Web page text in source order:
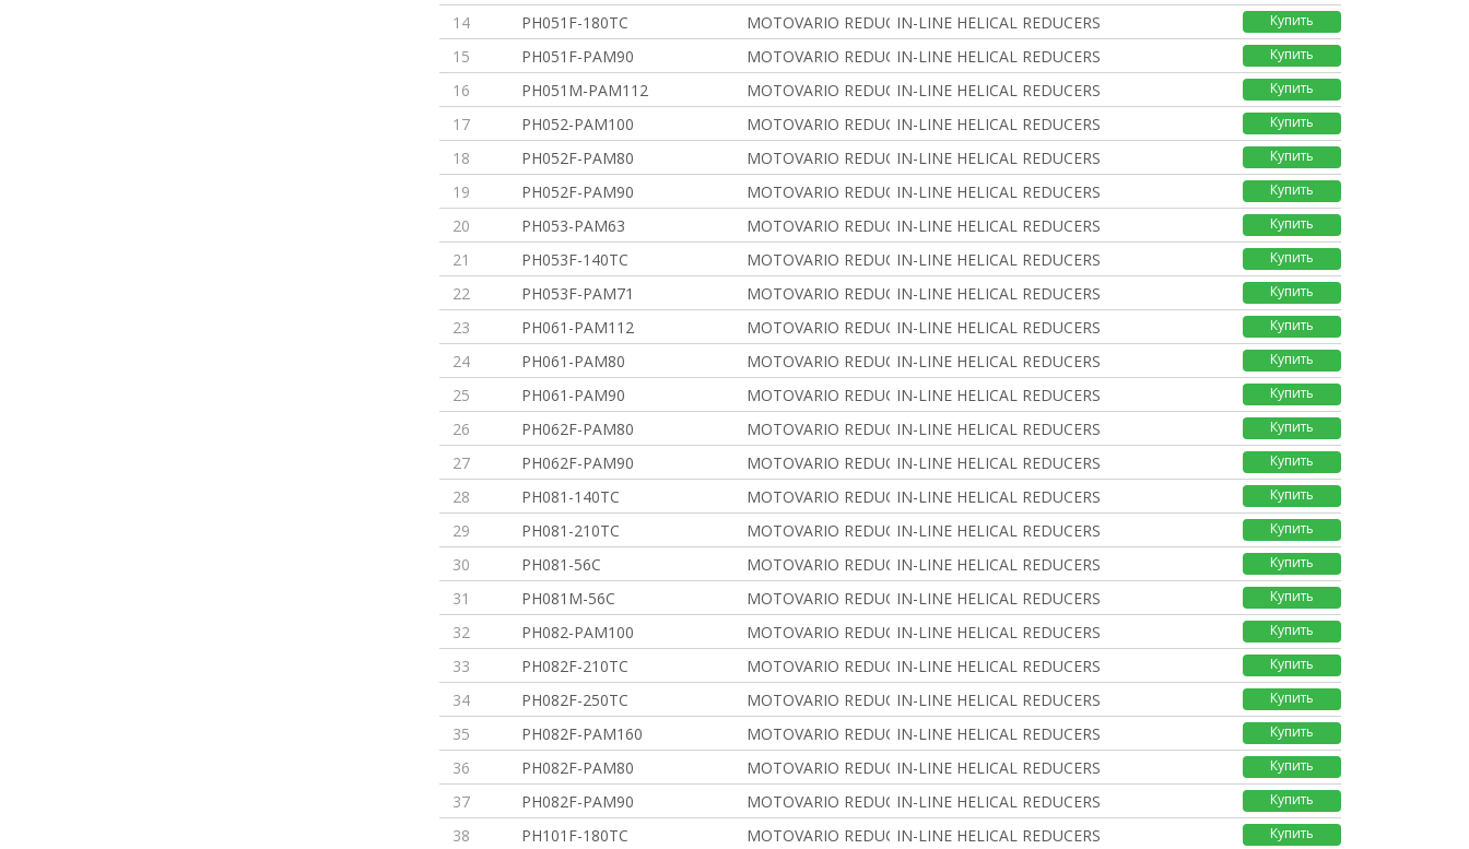
14 PH051F-180TC MOTOVARIO REDUCERSIN-LINE HELICAL REDUCERS Купить
15 PH051F-PAM90 MOTOVARIO REDUCERSIN-LINE HELICAL REDUCERS Купить
16 PH051M-PAM112 MOTOVARIO REDUCERSIN-LINE HELICAL REDUCERS Купить
17 PH052-PAM100 MOTOVARIO REDUCERSIN-LINE HELICAL REDUCERS Купить
18 PH052F-PAM80 MOTOVARIO REDUCERSIN-LINE HELICAL REDUCERS Купить
19 PH052F-PAM90 MOTOVARIO REDUCERSIN-LINE HELICAL REDUCERS Купить
20 PH053-PAM63 MOTOVARIO REDUCERSIN-LINE HELICAL REDUCERS Купить
21 PH053F-140TC MOTOVARIO REDUCERSIN-LINE HELICAL REDUCERS Купить
22 PH053F-PAM71 MOTOVARIO REDUCERSIN-LINE HELICAL REDUCERS Купить
23 PH061-PAM112 MOTOVARIO REDUCERSIN-LINE HELICAL REDUCERS Купить
24 PH061-PAM80 MOTOVARIO REDUCERSIN-LINE HELICAL REDUCERS Купить
25 PH061-PAM90 MOTOVARIO REDUCERSIN-LINE HELICAL REDUCERS Купить
26 PH062F-PAM80 MOTOVARIO REDUCERSIN-LINE HELICAL REDUCERS Купить
27 PH062F-PAM90 MOTOVARIO REDUCERSIN-LINE HELICAL REDUCERS Купить
28 PH081-140TC MOTOVARIO REDUCERSIN-LINE HELICAL REDUCERS Купить
29 PH081-210TC MOTOVARIO REDUCERSIN-LINE HELICAL REDUCERS Купить
30 PH081-56C MOTOVARIO REDUCERSIN-LINE HELICAL REDUCERS Купить
31 PH081M-56C MOTOVARIO REDUCERSIN-LINE HELICAL REDUCERS Купить
32 PH082-PAM100 MOTOVARIO REDUCERSIN-LINE HELICAL REDUCERS Купить
33 PH082F-210TC MOTOVARIO REDUCERSIN-LINE HELICAL REDUCERS Купить
34 PH082F-250TC MOTOVARIO REDUCERSIN-LINE HELICAL REDUCERS Купить
35 PH082F-PAM160 MOTOVARIO REDUCERSIN-LINE HELICAL REDUCERS Купить
36 PH082F-PAM80 MOTOVARIO REDUCERSIN-LINE HELICAL REDUCERS Купить
37 PH082F-PAM90 MOTOVARIO REDUCERSIN-LINE HELICAL REDUCERS Купить
38 PH101F-180TC MOTOVARIO REDUCERSIN-LINE HELICAL REDUCERS Купить